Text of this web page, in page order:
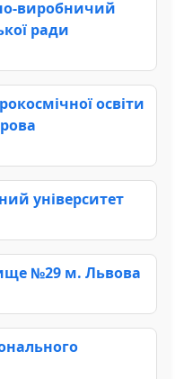
виробничий
ради
освіти
університет
№29 м. Львова